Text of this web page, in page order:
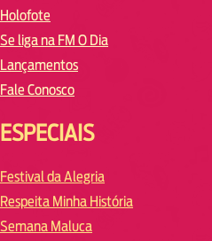
Holofote
Se liga na FM O Dia
Lançamentos
Fale Conosco
ESPECIAIS
Festival da Alegria
Respeita Minha História
Semana Maluca